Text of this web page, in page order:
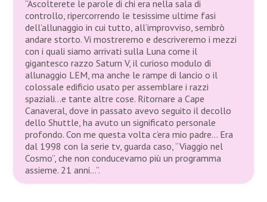
“Ascolterete le parole di chi era nella sala di
controllo, ripercorrendo le tesissime ultime fasi
dell’allunaggio in cui tutto, all’improvviso, sembrò
andare storto. Vi mostreremo e descriveremo i mezzi
con i quali siamo arrivati sulla Luna come il
gigantesco razzo Saturn V, il curioso modulo di
allunaggio LEM, ma anche le rampe di lancio o il
colossale edificio usato per assemblare i razzi
spaziali…e tante altre cose. Ritornare a Cape
Canaveral, dove in passato avevo seguito il decollo
dello Shuttle, ha avuto un significato personale
profondo. Con me questa volta c’era mio padre… Era
dal 1998 con la serie tv, guarda caso, “Viaggio nel
Cosmo”, che non conducevamo più un programma
assieme. 21 anni…”.